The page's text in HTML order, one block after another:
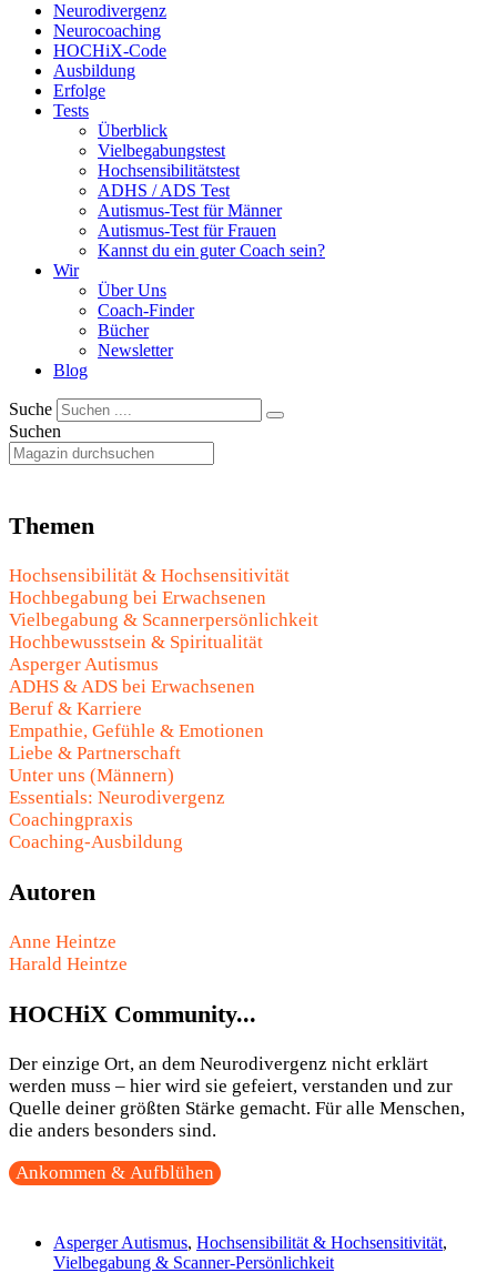
Neurodivergenz
Neurocoaching
HOCHiX-Code
Ausbildung
Erfolge
Tests
Überblick
Vielbegabungstest
Hochsensibilitätstest
ADHS / ADS Test
Autismus-Test für Männer
Autismus-Test für Frauen
Kannst du ein guter Coach sein?
Wir
Über Uns
Coach-Finder
Bücher
Newsletter
Blog
Suche
Suchen
Themen
Hochsensibilität & Hochsensitivität
Hochbegabung bei Erwachsenen
Vielbegabung & Scannerpersönlichkeit
Hochbewusstsein & Spiritualität
Asperger Autismus
ADHS & ADS bei Erwachsenen
Beruf & Karriere
Empathie, Gefühle & Emotionen
Liebe & Partnerschaft
Unter uns (Männern)
Essentials: Neurodivergenz
Coachingpraxis
Coaching-Ausbildung
Autoren
Anne Heintze
Harald Heintze
HOCHiX Community...
Der einzige Ort, an dem Neurodivergenz nicht erklärt
werden muss – hier wird sie gefeiert, verstanden und zur
Quelle deiner größten Stärke gemacht. Für alle Menschen,
die anders besonders sind.
Ankommen & Aufblühen
Asperger Autismus, Hochsensibilität & Hochsensitivität,
Vielbegabung & Scanner-Persönlichkeit